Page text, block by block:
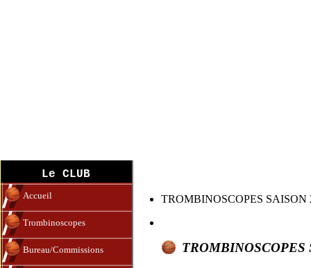
Le CLUB
Accueil
Trombinoscopes
Bureau/Commissions
TROMBINOSCOPES SAISON
TROMBINOSCOPES